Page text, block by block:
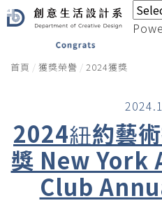
首頁 獲獎榮譽 2024獲獎
2024紐約藝
獎 New
Club